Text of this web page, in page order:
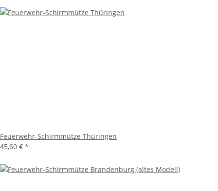
Feuerwehr-Schirmmütze Thüringen
45,60 € *